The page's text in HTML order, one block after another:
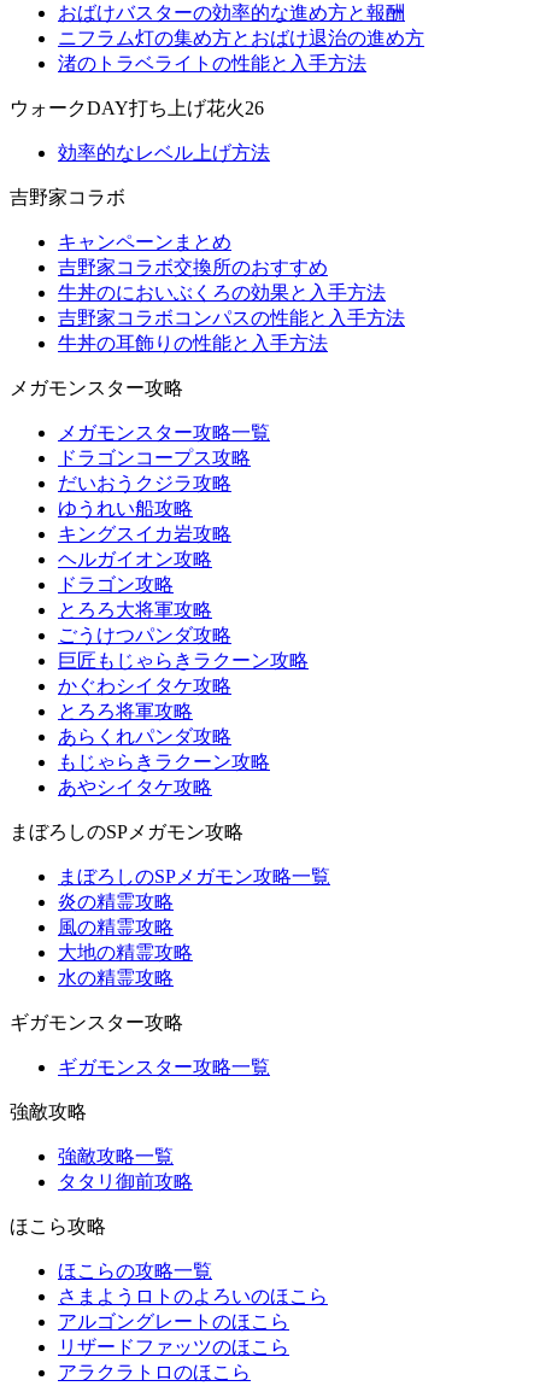
おばけバスターの効率的な進め方と報酬
ニフラム灯の集め方とおばけ退治の進め方
渚のトラベライトの性能と入手方法
ウォークDAY打ち上げ花火26
効率的なレベル上げ方法
吉野家コラボ
キャンペーンまとめ
吉野家コラボ交換所のおすすめ
牛丼のにおいぶくろの効果と入手方法
吉野家コラボコンパスの性能と入手方法
牛丼の耳飾りの性能と入手方法
メガモンスター攻略
メガモンスター攻略一覧
ドラゴンコープス攻略
だいおうクジラ攻略
ゆうれい船攻略
キングスイカ岩攻略
ヘルガイオン攻略
ドラゴン攻略
とろろ大将軍攻略
ごうけつパンダ攻略
巨匠もじゃらきラクーン攻略
かぐわシイタケ攻略
とろろ将軍攻略
あらくれパンダ攻略
もじゃらきラクーン攻略
あやシイタケ攻略
まぼろしのSPメガモン攻略
まぼろしのSPメガモン攻略一覧
炎の精霊攻略
風の精霊攻略
大地の精霊攻略
水の精霊攻略
ギガモンスター攻略
ギガモンスター攻略一覧
強敵攻略
強敵攻略一覧
タタリ御前攻略
ほこら攻略
ほこらの攻略一覧
さまようロトのよろいのほこら
アルゴングレートのほこら
リザードファッツのほこら
アラクラトロのほこら